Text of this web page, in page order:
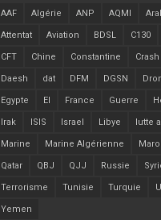
AAF Algérie ANP AQMI
Attentat Aviation BDSL C130
CFT Chine Constantine Crash
Daesh dat DFM DGSN
Egypte EI France Guerre
Irak ISIS Israel Libye lutte
Marine Marine Algérienne
Qatar QBJ QJJ Russie
Terrorisme Tunisie Turquie
Yemen